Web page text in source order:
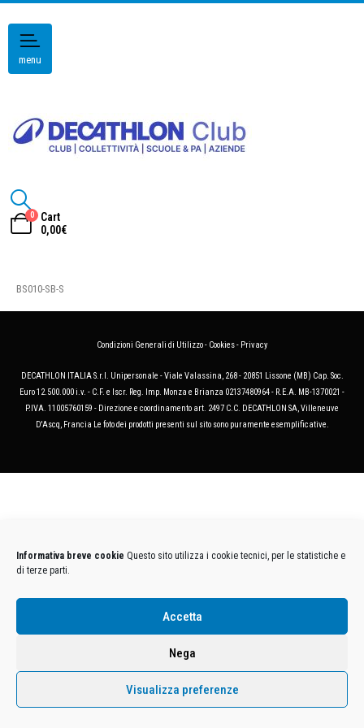
Informativa breve cookie Questo sito utilizza i cookie tecnici, per le statistiche e
di terze parti.
Accetta
Nega
Visualizza preferenze
menu
0
Cart
0,00€
BS010-SB-S
Condizioni Generali di Utilizzo- Cookies- Privacy
DECATHLON ITALIA S.r.l. Unipersonale - Viale Valassina, 268 - 20851 Lissone (MB) Cap. Soc.
Euro 12.500.000 i.v. - C.F. e Iscr. Reg. Imp. Monza e Brianza 02137480964 - R.E.A. MB-1370021 -
P.IVA. 11005760159 - Direzione e coordinamento art. 2497 C.C. DECATHLON SA, Villeneuve
D'Ascq, Francia Le foto dei prodotti presenti sul sito sono puramente esemplificative.